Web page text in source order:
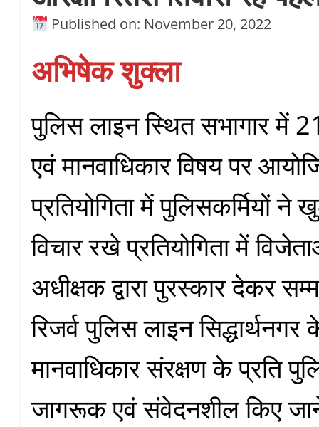
Published on: November 20, 2022
अभिषेक शुक्ला
पुलिस लाइन स्थित सभागार में
एवं मानवाधिकार विषय पर
प्रतियोगिता में पुलिसकर्मियों
विचार रखे प्रतियोगिता में
अधीक्षक द्वारा पुरस्कार देकर
रिजर्व पुलिस लाइन
मानवाधिकार संरक्षण के प्रति
जागरूक एवं संवेदनशील किए